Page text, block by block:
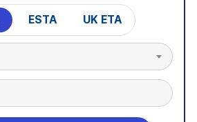
ESTA UK ETA